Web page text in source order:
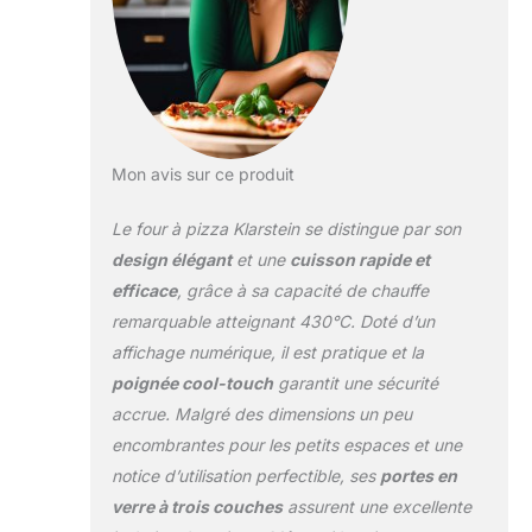
et précise. Double
Heating System :
Des pizzas
croustillantes
depuis votre propre
à pizza innovant et
toutes les envies : 7
fonction mémoire
pour une utilisation
optimale. Sécurité
optimale : Aucun
risque de brûlure
électrique et sa
poignée cool-touch
et porte en verre à 3
couches.
Mon avis sur ce produit
Le four à pizza Klarstein se distingue par son
design élégantet une cuisson rapide et
efficace, grâce à sa capacité de chauffe
remarquable atteignant 430°C. Doté d’un
affichage numérique, il est pratique et la
poignée cool-touchgarantit une sécurité
accrue. Malgré des dimensions un peu
encombrantes pour les petits espaces et une
notice d’utilisation perfectible, ses portes en
verre à trois couchesassurent une excellente